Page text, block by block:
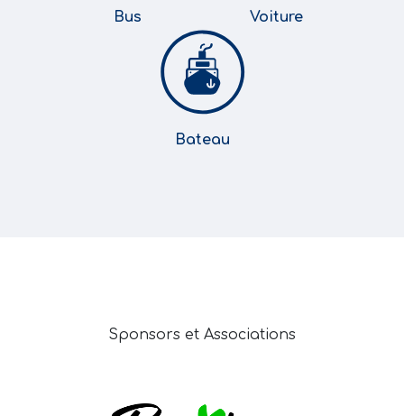
Bus Voiture
Bateau
Sponsors et Associations